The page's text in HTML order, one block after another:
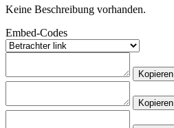
Keine Beschreibung vorhanden.
Embed-Codes
Kopieren
Kopieren